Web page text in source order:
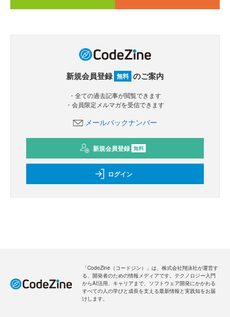
新規会員登録 無料 のご案内
・全ての過去記事が閲覧できます
・会員限定メルマガを受信できます
メールバックナンバー
新規会員登録 無料
ログイン
「CodeZine（コードジン）」は、株式会社翔泳社が運営す
る、開発者のための情報メディアです。テクノロジー入門
からAI活用、キャリアまで、ソフトウェア開発にかかわる
すべての人の学びと成長を支える最新情報と実践知をお届
けします。